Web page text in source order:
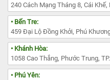
240 Cách Mạng Tháng 8, Cái Khế,
• Bến Tre:
459 Đại Lộ Đồng Khởi, Phú
• Khánh Hòa:
1058 Cao Thắng, Phước Trung,
• Phú Yên: